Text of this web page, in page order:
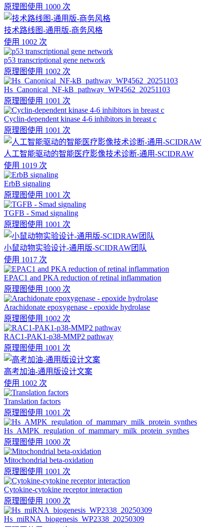
原理图使用 1000 次
技术路线图-通用版-商务风格
使用 1002 次
p53 transcriptional gene network
原理图使用 1002 次
Hs_Canonical_NF-kB_pathway_WP4562_20251103
原理图使用 1001 次
Cyclin-dependent kinase 4-6 inhibitors in breast c
原理图使用 1001 次
人工智能驱动的智能医疗影像技术诊断-通用-SCIDRAW
使用 1019 次
ErbB signaling
原理图使用 1001 次
TGFB - Smad signaling
原理图使用 1001 次
小鼠动物实验设计-通用版-SCIDRAW团队
使用 1017 次
EPAC1 and PKA reduction of retinal inflammation
原理图使用 1000 次
Arachidonate epoxygenase - epoxide hydrolase
原理图使用 1002 次
RAC1-PAK1-p38-MMP2 pathway
原理图使用 1001 次
高考加油-通用版设计文案
使用 1002 次
Translation factors
原理图使用 1001 次
Hs_AMPK_regulation_of_mammary_milk_protein_synthes
原理图使用 1000 次
Mitochondrial beta-oxidation
原理图使用 1001 次
Cytokine-cytokine receptor interaction
原理图使用 1000 次
Hs_miRNA_biogenesis_WP2338_20250309